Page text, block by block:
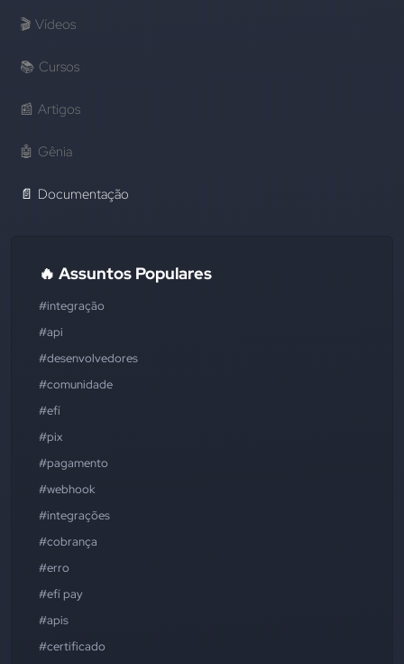
🎬 Vídeos
📚 Cursos
📰 Artigos
🤖 Gênia
📄 Documentação
🔥 Assuntos Populares
#integração
#api
#desenvolvedores
#comunidade
#efí
#pix
#pagamento
#webhook
#integrações
#cobrança
#erro
#efí pay
#apis
#certificado